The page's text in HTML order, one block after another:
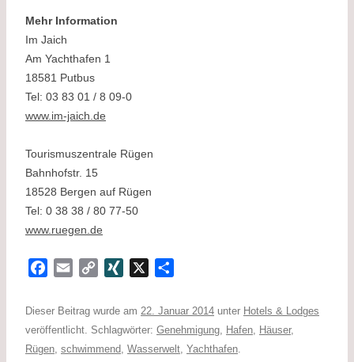
Mehr Information
Im Jaich
Am Yachthafen 1
18581 Putbus
Tel: 03 83 01 / 8 09-0
www.im-jaich.de
Tourismuszentrale Rügen
Bahnhofstr. 15
18528 Bergen auf Rügen
Tel: 0 38 38 / 80 77-50
www.ruegen.de
e
a
l
G
e
Dieser Beitrag wurde am 22. Januar 2014 unter Hotels & Lodges
veröffentlicht. Schlagwörter: Genehmigung Hafen Häuser,
Rügen schwimmend Wasserwelt Yachthafen